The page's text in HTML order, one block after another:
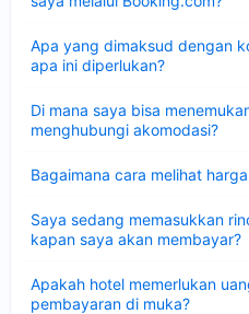
Apa yang dimaksud dengan
apa ini diperlukan?
Di mana saya bisa
menghubungi akomodasi?
Bagaimana cara melihat
Saya sedang memasukkan
kapan saya akan membayar?
Apakah hotel memerlukan
pembayaran di muka?